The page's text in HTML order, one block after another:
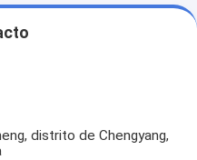
distrito de Chengyang,